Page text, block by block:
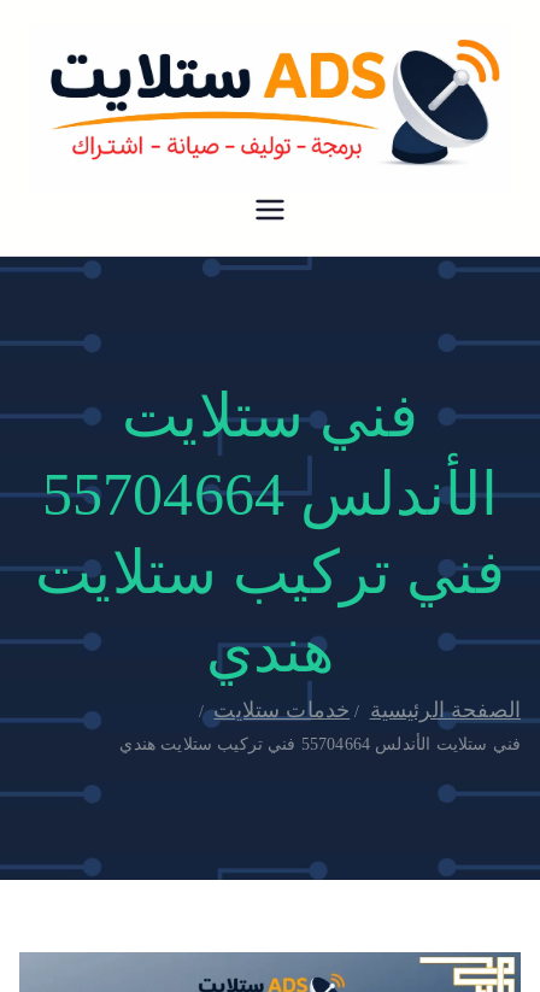
ستلايت ADS
افضل خدمة فني ستلايت رسيفر في
انواع دش الستلايت و الرسيفر بارخص
فني ستلايت
الأندلس 55704664
فني تركيب ستلايت
هندي
الصفحة الرئيسية خدمات ستلايت
فني ستلايت الأندلس 55704664 فني تركيب ستلايت هندي